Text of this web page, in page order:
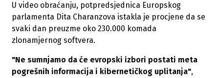
U video obraćanju, potpredsjednica Europskog
parlamenta Dita Charanzova istakla je procjene da se
svaki dan preuzme oko 230.000 komada
zlonamjernog softvera.
"Ne sumnjamo da će evropski izbori postati meta
pogrešnih informacija i kibernetičkog uplitanja",